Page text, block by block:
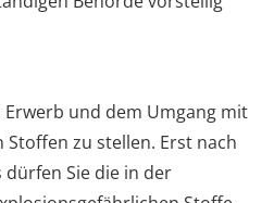
und dem Umgang mit
zu stellen. Erst nach
Sie die in der